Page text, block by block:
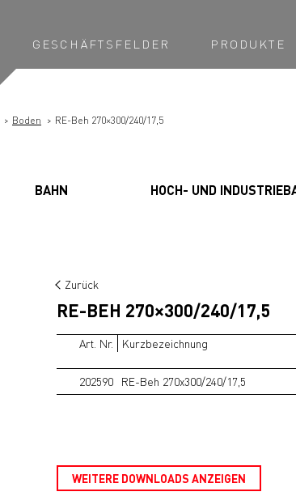
GESCHÄFTSFELDER PRODUKTE
Boden RE-Beh 270×300/240/17,5
BAHN HOCH- UND
Zurück
RE-BEH 270×300/240/17,5
Art. Nr. Kurzbezeichnung
202590 RE-Beh 270x300/240/17,5
WEITERE DOWNLOADS ANZEIGEN